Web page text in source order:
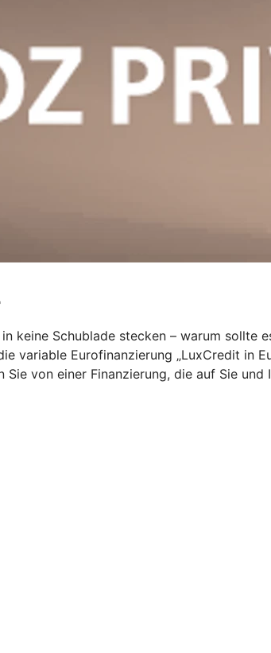
keine Schublade stecken – warum sollte
variable Eurofinanzierung „LuxCredit in
von einer Finanzierung, die auf Sie